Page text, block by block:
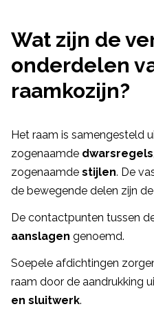
Wat zijn de
onderdelen
raamkozijn?
Het raam is samengesteld
zogenaamde dwarsregels
zogenaamde stijlen. De
de bewegende delen zijn de
De contactpunten tussen
aanslagen genoemd.
Soepele afdichtingen
raam door de aandrukking
en sluitwerk.